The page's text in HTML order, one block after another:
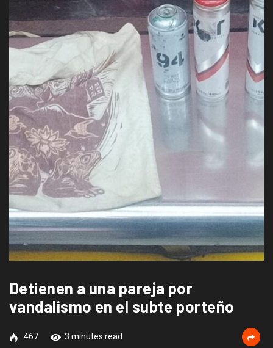
Detienen a una pareja por
vandalismo en el subte porteño
467 3 minutes read